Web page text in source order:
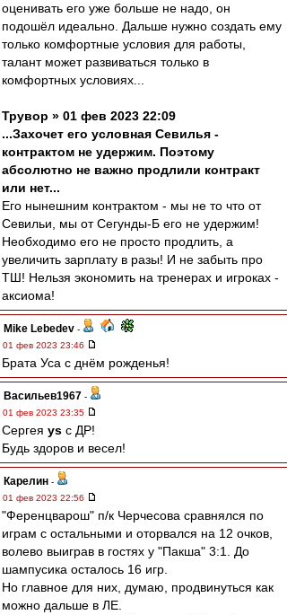
оценивать его уже больше не надо, он
подошёл идеально. Дальше нужно создать ему
только комфортные условия для работы,
талант может развиваться только в
комфортных условиях...
Трувор » 01 фев 2023 22:09
...Захочет его условная Севилья -
контрактом не удержим. Поэтому
абсолютно не важно продлили контракт
или нет...
Его нынешним контрактом - мы не то что от
Севильи, мы от Сегунды-Б его не удержим!
Необходимо его не просто продлить, а
увеличить зарплату в разы! И не забыть про
ТШ! Нельзя экономить на тренерах и игроках -
аксиома!
Mike Lebedev -
01 фев 2023 23:46
Брата Уса с днём рожденья!
Васильев1967 -
01 фев 2023 23:35
Сергея ys с ДР!
Будь здоров и весел!
Карелин -
01 фев 2023 22:56
"Ференцварош" п/к Черчесова сравнялся по
играм с остальными и оторвался на 12 очков,
волево выиграв в гостях у "Пакша" 3:1. До
шампусика осталось 16 игр.
Но главное для них, думаю, продвинуться как
можно дальше в ЛЕ.